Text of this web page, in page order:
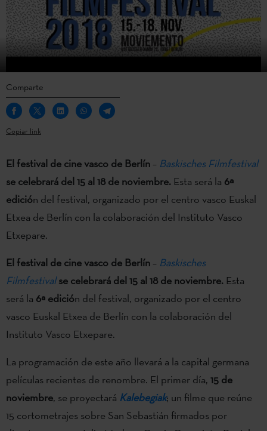
Comparte
Copiar link
El festival de cine vasco de Berlín – Baskisches Filmfestival
se celebrará del 15 al 18 de noviembre. Esta será la 6ª
edición del festival, organizado por el centro vasco Euskal
Etxea de Berlín con la colaboración del Instituto Vasco
Etxepare.
El festival de cine vasco de Berlín – Baskisches
Filmfestival se celebrará del 15 al 18 de noviembre. Esta
será la 6ª edición del festival, organizado por el centro
vasco Euskal Etxea de Berlín con la colaboración del
Instituto Vasco Etxepare.
La programación de este año llevará a la capital germana
películas recientes de renombre. El primer día, 15 de
noviembre, se proyectará Kalebegiak; un filme que reúne
15 cortometrajes sobre San Sebastián firmados por